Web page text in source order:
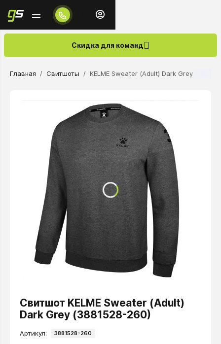
Скидка для команд
Главная Свитшоты KELME Sweater (Adult) Dark Grey
Свитшот KELME Sweater (Adult)
Dark Grey (3881528-260)
Артикул: 3881528-260